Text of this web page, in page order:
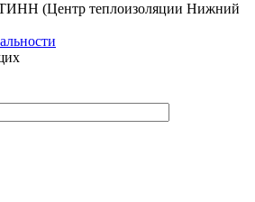
(Центр теплоизоляции Нижний